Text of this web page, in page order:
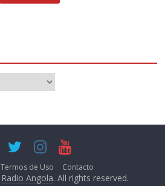
Termos de Uso Contacto
Radio Angola. All rights reserved.